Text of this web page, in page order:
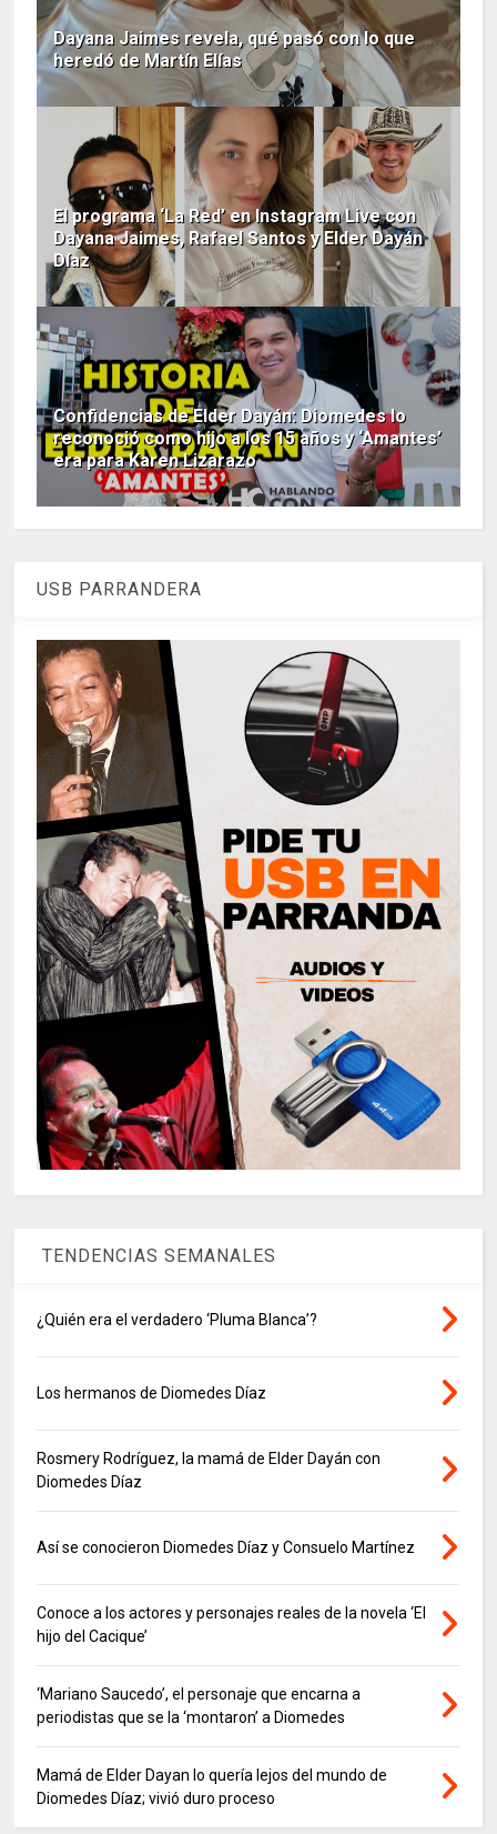
Dayana Jaimes revela, qué pasó con lo que
heredó de Martín Elías
El programa ‘La Red’ en Instagram Live con
Dayana Jaimes, Rafael Santos y Elder Dayán
Díaz
Confidencias de Elder Dayán: Diomedes lo
reconoció como hijo a los 15 años y ‘Amantes’
era para Karen Lizarazo
USB PARRANDERA
TENDENCIAS SEMANALES
¿Quién era el verdadero ‘Pluma Blanca’?
Los hermanos de Diomedes Díaz
Rosmery Rodríguez, la mamá de Elder Dayán con
Diomedes Díaz
Así se conocieron Diomedes Díaz y Consuelo Martínez
Conoce a los actores y personajes reales de la novela ‘El
hijo del Cacique’
‘Mariano Saucedo’, el personaje que encarna a
periodistas que se la ‘montaron’ a Diomedes
Mamá de Elder Dayan lo quería lejos del mundo de
Diomedes Díaz; vivió duro proceso